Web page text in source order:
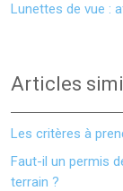
Lunettes de vue :
Articles
Les critères à
Faut-il un permis
terrain ?